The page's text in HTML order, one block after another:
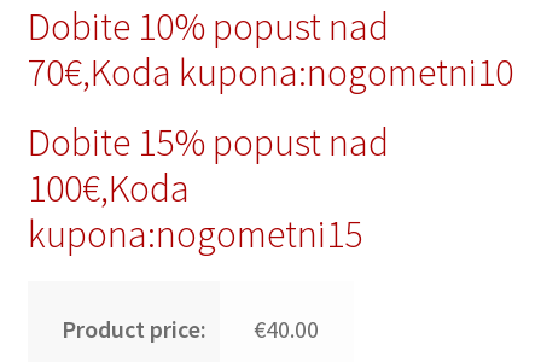
Dobite 10% popust nad
70€,Koda kupona:nogometni10
Dobite 15% popust nad
100€,Koda
kupona:nogometni15
Product price: €40.00